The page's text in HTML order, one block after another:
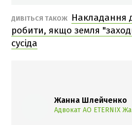
ДИВІТЬСЯ ТАКОЖ
Накладання
робити, якщо земля
сусіда
Жанна Шлейченко
Адвокат АО ETERNIX